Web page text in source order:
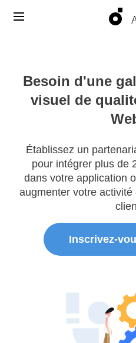
Besoin d'une
visuel de
Établissez un
pour intégrer plus de
dans votre application
augmenter votre
Inscrivez-